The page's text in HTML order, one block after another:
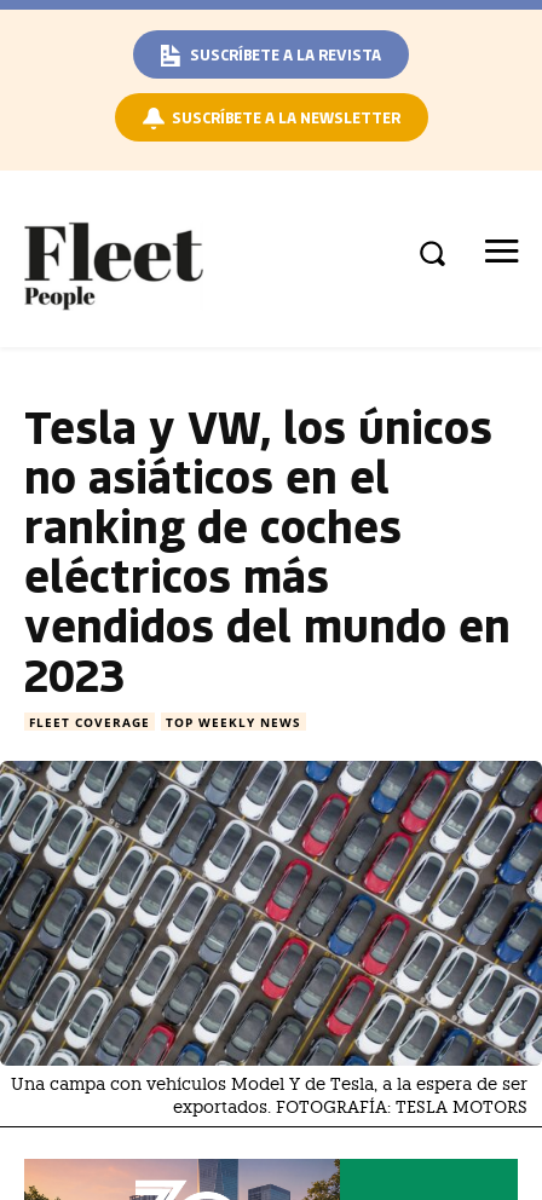
SUSCRÍBETE A LA REVISTA
SUSCRÍBETE A LA NEWSLETTER
Tesla y VW, los únicos
no asiáticos en el
ranking de coches
eléctricos más
vendidos del mundo en
2023
FLEET COVERAGE TOP WEEKLY NEWS
Una campa con vehículos Model Y de Tesla, a la espera de ser
exportados. FOTOGRAFÍA: TESLA MOTORS